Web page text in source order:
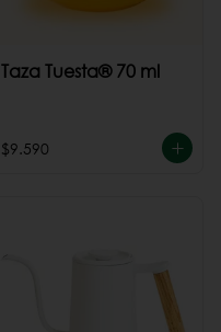
Taza Tuesta® 70 ml
$9.590